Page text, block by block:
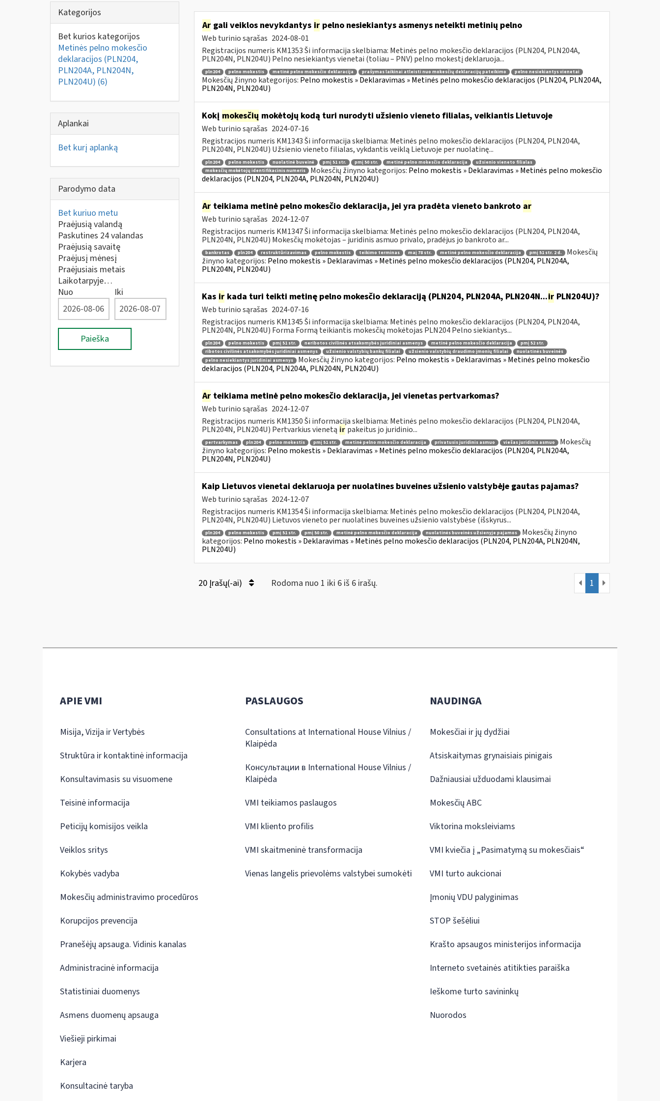
Kategorijos
Bet kurios kategorijos
Metinės pelno mokesčio
deklaracijos (PLN204,
PLN204A, PLN204N,
PLN204U) (6)
Aplankai
Bet kurį aplanką
Parodymo data
Bet kuriuo metu
Praėjusią valandą
Paskutines 24 valandas
Praėjusią savaitę
Praėjusį mėnesį
Praėjusiais metais
Laikotarpyje…
Nuo
Iki
Paieška
Argali veiklos nevykdantys irpelno nesiekiantys asmenys neteikti metinių pelno
Web turinio sąrašas 2024-08-01
Registracijos numeris KM1353 Ši informacija skelbiama: Metinės pelno mokesčio deklaracijos (PLN204, PLN204A,
PLN204N, PLN204U) Pelno nesiekiantys vienetai (toliau – PNV) pelno mokestį deklaruoja...
pln204 pelno mokestis metinė pelno mokesčio deklaracija prašymas laikinai atleisti nuo mokesčių deklaracijų pateikimo pelno nesiekiantys vienetai
Mokesčių žinyno kategorijos: Pelno mokestis » Deklaravimas » Metinės pelno mokesčio deklaracijos (PLN204, PLN204A,
PLN204N, PLN204U)
Kokį mokesčių mokėtojų kodą turi nurodyti užsienio vieneto filialas, veikiantis Lietuvoje
Web turinio sąrašas 2024-07-16
Registracijos numeris KM1343 Ši informacija skelbiama: Metinės pelno mokesčio deklaracijos (PLN204, PLN204A,
PLN204N, PLN204U) Užsienio vieneto filialas, vykdantis veiklą Lietuvoje per nuolatinę...
pln204 pelno mokestis nuolatinė buveinė pmį 51 str. pmį 50 str. metinė pelno mokesčio deklaracija
užsienio vieneto filialas
mokesčių mokėtojų identifikacinis numeris
Mokesčių žinyno kategorijos: Pelno mokestis » Deklaravimas » Metinės pelno mokesčio
deklaracijos (PLN204, PLN204A, PLN204N, PLN204U)
Arteikiama metinė pelno mokesčio deklaracija, jei yra pradėta vieneto bankroto ar
Web turinio sąrašas 2024-12-07
Registracijos numeris KM1347 Ši informacija skelbiama: Metinės pelno mokesčio deklaracijos (PLN204, PLN204A,
PLN204N, PLN204U) Mokesčių mokėtojas – juridinis asmuo privalo, pradėjus jo bankroto ar...
bankrotas pln204 restruktūrizavimas pelno mokestis teikimo terminas maį 78 str. metinė pelno mokesčio deklaracija pmį 51 str. 2 d.
Mokesčių
žinyno kategorijos: Pelno mokestis » Deklaravimas » Metinės pelno mokesčio deklaracijos (PLN204, PLN204A,
PLN204N, PLN204U)
Kas irkada turi teikti metinę pelno mokesčio deklaraciją (PLN204, PLN204A, PLN204N...irPLN204U)?
Web turinio sąrašas 2024-07-16
Registracijos numeris KM1345 Ši informacija skelbiama: Metinės pelno mokesčio deklaracijos (PLN204, PLN204A,
PLN204N, PLN204U) Forma Formą teikiantis mokesčių mokėtojas PLN204 Pelno siekiantys...
pln204 pelno mokestis pmį 51 str. neribotos civilinės atsakomybės juridiniai asmenys metinė pelno mokesčio deklaracija
pmį 52 str.
ribotos civilinės atsakomybės juridiniai asmenys
užsienio valstybių bankų filialai užsienio valstybių draudimo įmonių filialai
nuolatinės buveinės
pelno nesiekiantys juridiniai asmenys
Mokesčių žinyno kategorijos: Pelno mokestis » Deklaravimas » Metinės pelno mokesčio
deklaracijos (PLN204, PLN204A, PLN204N, PLN204U)
Arteikiama metinė pelno mokesčio deklaracija, jei vienetas pertvarkomas?
Web turinio sąrašas 2024-12-07
Registracijos numeris KM1350 Ši informacija skelbiama: Metinės pelno mokesčio deklaracijos (PLN204, PLN204A,
PLN204N, PLN204U) Pertvarkius vienetą ir pakeitus jo juridinio...
pertvarkymas pln204 pelno mokestis pmį 51 str. metinė pelno mokesčio deklaracija privatusis juridinis asmuo viešas juridinis asmuo
Mokesčių
žinyno kategorijos: Pelno mokestis » Deklaravimas » Metinės pelno mokesčio deklaracijos (PLN204, PLN204A,
PLN204N, PLN204U)
Kaip Lietuvos vienetai deklaruoja per nuolatines buveines užsienio valstybėje gautas pajamas?
Web turinio sąrašas 2024-12-07
Registracijos numeris KM1354 Ši informacija skelbiama: Metinės pelno mokesčio deklaracijos (PLN204, PLN204A,
PLN204N, PLN204U) Lietuvos vieneto per nuolatines buveines užsienio valstybėse (išskyrus...
pln204 pelno mokestis pmį 51 str. pmį 50 str. metinė pelno mokesčio deklaracija nuolatinės buveinės užsienyje pajamos
Mokesčių žinyno
kategorijos: Pelno mokestis » Deklaravimas » Metinės pelno mokesčio deklaracijos (PLN204, PLN204A, PLN204N,
PLN204U)
20 Įrašų(-ai) Rodoma nuo 1 iki 6 iš 6 irašų. 1
APIE VMI
Misija, Vizija ir Vertybės
Struktūra ir kontaktinė informacija
Konsultavimasis su visuomene
Teisinė informacija
Peticijų komisijos veikla
Veiklos sritys
Kokybės vadyba
Mokesčių administravimo procedūros
Korupcijos prevencija
Pranešėjų apsauga. Vidinis kanalas
Administracinė informacija
Statistiniai duomenys
Asmens duomenų apsauga
Viešieji pirkimai
Karjera
Konsultacinė taryba
PASLAUGOS
Consultations at International House Vilnius /
Klaipėda
Консультации в International House Vilnius /
Klaipėda
VMI teikiamos paslaugos
VMI kliento profilis
VMI skaitmeninė transformacija
Vienas langelis prievolėms valstybei sumokėti
NAUDINGA
Mokesčiai ir jų dydžiai
Atsiskaitymas grynaisiais pinigais
Dažniausiai užduodami klausimai
Mokesčių ABC
Viktorina moksleiviams
VMI kviečia į „Pasimatymą su mokesčiais“
VMI turto aukcionai
Įmonių VDU palyginimas
STOP šešėliui
Krašto apsaugos ministerijos informacija
Interneto svetainės atitikties paraiška
Ieškome turto savininkų
Nuorodos